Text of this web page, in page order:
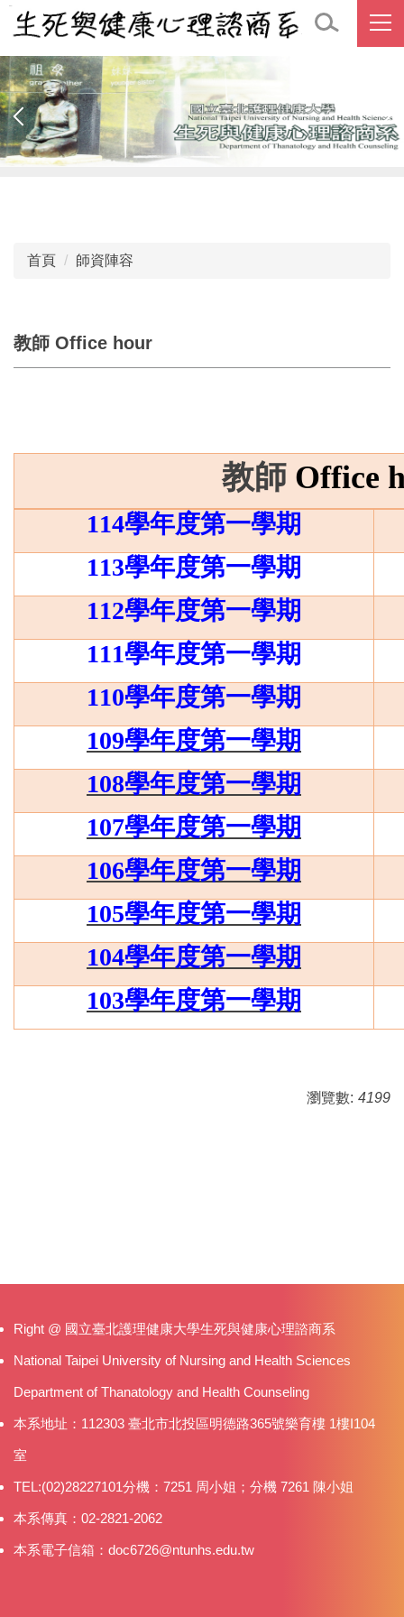
跳
到
主
要
內
容
區
首頁 師資陣容
教師 Office hour
教師Office
114學年度第一學期
113學年度第一學期
112學年度第一學期
111學年度第一學期
110學年度第一學期
109學年度第一學期
108學年度第一學期
107學年度第一學期
106學年度第一學期
105學年度第一學期
104學年度第一學期
103學年度第一學期
瀏覽數: 4199
Right @ 國立臺北護理健康大學生死與健康心理諮商系
National Taipei University of Nursing and Health Sciences
Department of Thanatology and Health Counseling
本系地址：112303 臺北市北投區明德路365號樂育樓 1樓I104
室
TEL:(02)28227101分機：7251 周小姐；分機 7261 陳小姐
本系傳真：02-2821-2062
本系電子信箱：doc6726@ntunhs.edu.tw